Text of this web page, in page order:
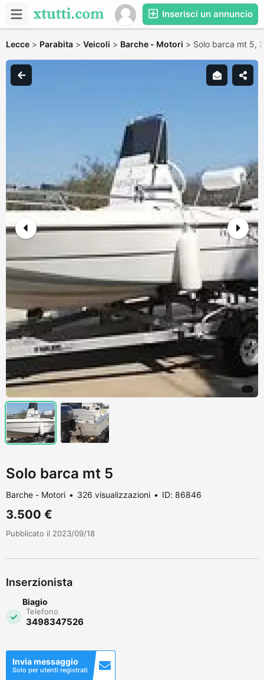
Inserisci un annuncio
Lecce > Parabita > Veicoli > Barche - Motori > Solo barca mt 5,
Solo barca mt 5
Barche - Motori 326 visualizzazioni ID: 86846
3.500 €
Pubblicato il 2023/09/18
Inserzionista
Biagio
Telefono
3498347526
Invia messaggio
Solo per utenti registrati